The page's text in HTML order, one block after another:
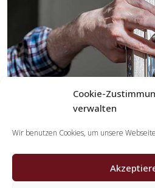
Cookie-
verwalten
Wir benutzen Cookies, um unsere